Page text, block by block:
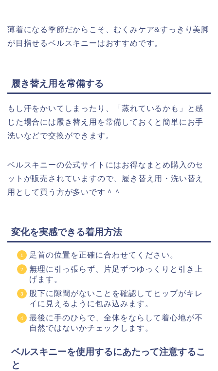
薄着になる季節だからこそ、むくみケア&すっきり美脚
が目指せるベルスキニーはおすすめです。
履き替え用を常備する
もし汗をかいてしまったり、「蒸れているかも」と感
じた場合には履き替え用を常備しておくと簡単にお手
洗いなどで交換ができます。
ベルスキニーの公式サイトにはお得なまとめ購入のセ
ットが販売されていますので、履き替え用・洗い替え
用として買う方が多いです＾＾
変化を実感できる着用方法
足首の位置を正確に合わせてください。
無理に引っ張らず、片足ずつゆっくりと引き上
げます。
股下に隙間がないことを確認してヒップがキレ
イに見えるように包み込みます。
最後に手のひらで、全体をならして着心地が不
自然ではないかチェックします。
ベルスキニーを使用するにあたって注意するこ
と